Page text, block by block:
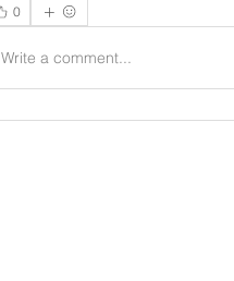
0
Write a comment...